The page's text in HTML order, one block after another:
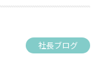
社長ブログ